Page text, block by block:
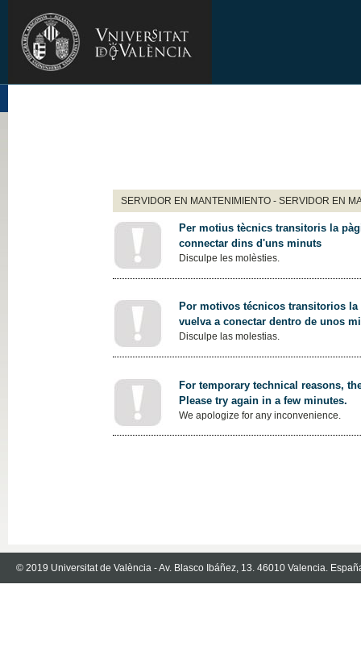
SERVIDOR EN MANTENIMIENTO - SERVIDOR EN
Per motius tècnics transitoris la
connectar dins d'uns minuts
Disculpe les molèsties.
Por motivos técnicos transitorios
vuelva a conectar dentro de unos
Disculpe las molestias.
For temporary technical reasons,
Please try again in a few minutes.
We apologize for any inconvenience.
© 2019 Universitat de València - Av. Blasco Ibáñez, 13. 46010 Valencia.